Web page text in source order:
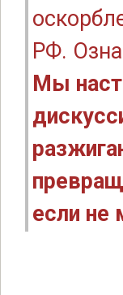
РФ.
Мы
если не